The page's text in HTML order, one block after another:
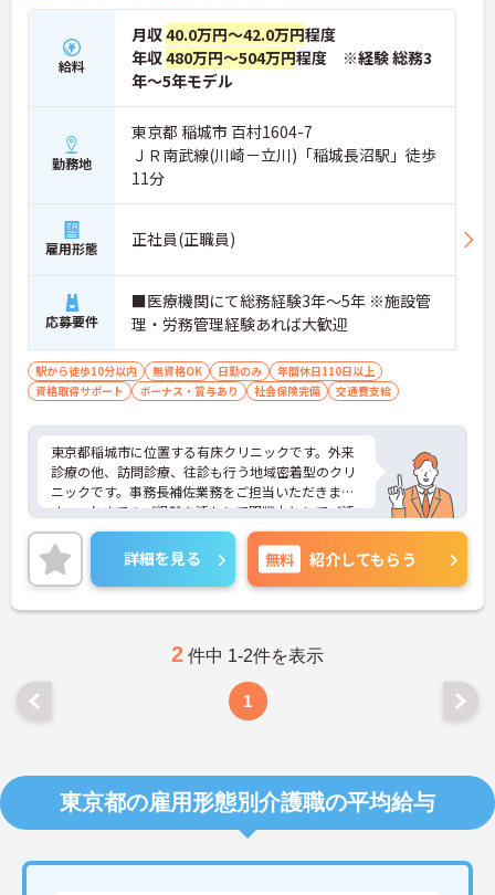
給料
月収40.0万円～42.0万円程度
年収480万円～504万円程度 ※経験 総務3
年～5年モデル
勤務地
東京都 稲城市 百村1604-7
ＪＲ南武線(川崎－立川)「稲城長沼駅」徒歩
11分
雇用形態 正社員(正職員)
応募要件
■医療機関にて総務経験3年～5年 ※施設管
理・労務管理経験あれば大歓迎
駅から徒歩10分以内 無資格OK 日勤のみ
年間休日110日以上
資格取得サポート
ボーナス・賞与あり 社会保険完備 交通費支給
東京都稲城市に位置する有床クリニックです。外来
診療の他、訪問診療、往診も行う地域密着型のクリ
ニックです。事務長補佐業務をご担当いただきま
す。これまでのご経験を活かして即戦力としてご活
躍いただけます。最寄り駅から徒歩5分の好立地も魅
力です。ご興味のある方には、面接対策ポイントな
ど、さらに詳細をお話しいたしますのでお気軽にご
相談ください！
詳細を見る 無料 紹介してもらう
2 件中 1-2件を表示
1
東京都の雇用形態別介護職の平均給与